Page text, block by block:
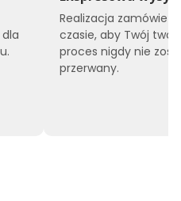
Realizacja zamówień
czasie, aby Twój
proces nigdy nie
przerwany.